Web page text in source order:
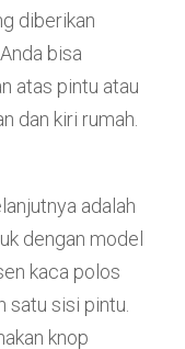
diberikan
bisa
atas pintu atau
dan kiri rumah.
adalah
dengan model
kaca polos
satu sisi pintu.
knop